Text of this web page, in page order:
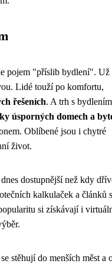
pojem "příslib bydlení". Už
Lidé touží po komfortu,
řešeních. A trh s
úsporných domech a
Oblíbené jsou i chytré
život.
dostupnější než kdy
kalkulaček a článků
si získávají i
stěhují do menších měst a